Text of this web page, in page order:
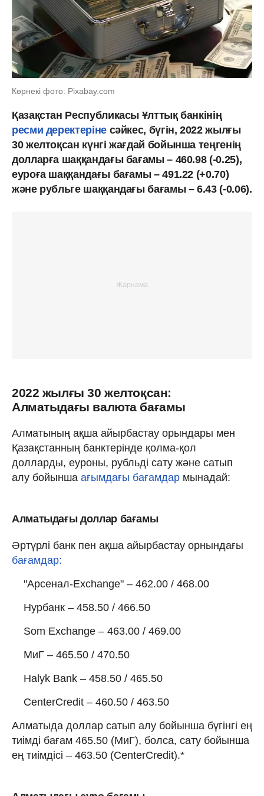
Көрнекі фото: Pixabay.com
Қазақстан Республикасы Ұлттық банкінің
ресми деректерінесәйкес, бүгін, 2022 жылғы
30 желтоқсан күнгі жағдай бойынша теңгенің
долларға шаққандағы бағамы – 460.98 (-0.25),
еуроға шаққандағы бағамы – 491.22 (+0.70)
және рубльге шаққандағы бағамы – 6.43 (-0.06).
2022 жылғы 30 желтоқсан:
Алматыдағы валюта бағамы
Алматының ақша айырбастау орындары мен
Қазақстанның банктерінде қолма-қол
долларды, еуроны, рубльді сату және сатып
алу бойынша ағымдағы бағамдар мынадай:
Алматыдағы доллар бағамы
Әртүрлі банк пен ақша айырбастау орнындағы
бағамдар:
"Арсенал-Exchange" – 462.00 / 468.00
Нурбанк – 458.50 / 466.50
Som Exchange – 463.00 / 469.00
МиГ – 465.50 / 470.50
Halyk Bank – 458.50 / 465.50
CenterCredit – 460.50 / 463.50
Алматыда доллар сатып алу бойынша бүгінгі ең
тиімді бағам 465.50 (МиГ), болса, сату бойынша
ең тиімдісі – 463.50 (CenterCredit).*